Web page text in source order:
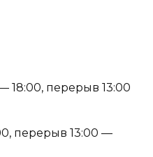
18:00, перерыв 13:00
перерыв 13:00 —